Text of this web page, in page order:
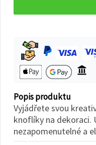
Nastavení
Popis produktu
Vyjádřete svou
knoflíky na dekoraci.
nezapomenutelné a